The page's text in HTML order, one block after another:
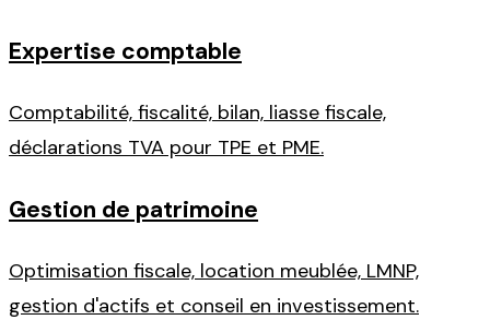
Expertise comptable
Comptabilité, fiscalité, bilan, liasse fiscale,
déclarations TVA pour TPE et PME.
Gestion de patrimoine
Optimisation fiscale, location meublée, LMNP,
gestion d'actifs et conseil en investissement.